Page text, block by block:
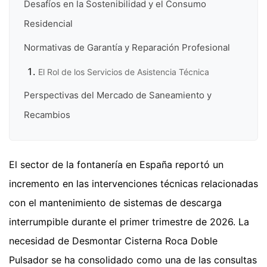
Desafíos en la Sostenibilidad y el Consumo
Residencial
Normativas de Garantía y Reparación Profesional
El Rol de los Servicios de Asistencia Técnica
Perspectivas del Mercado de Saneamiento y
Recambios
El sector de la fontanería en España reportó un
incremento en las intervenciones técnicas relacionadas
con el mantenimiento de sistemas de descarga
interrumpible durante el primer trimestre de 2026. La
necesidad de Desmontar Cisterna Roca Doble
Pulsador se ha consolidado como una de las consultas